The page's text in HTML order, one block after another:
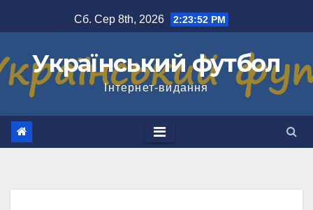
до
Сб. Сер 8th, 2026 2:23:53 PM
Український футбол
Інтернет-видання